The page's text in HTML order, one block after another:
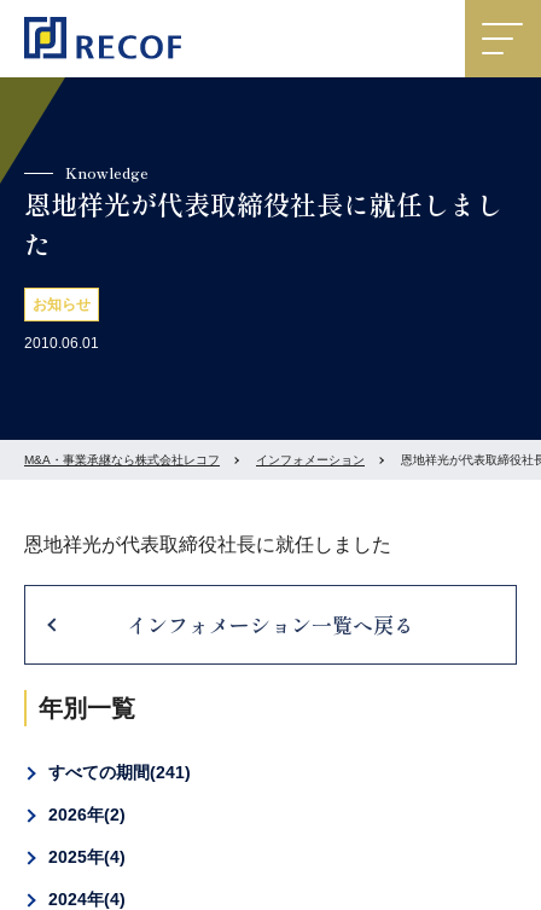
Knowledge
恩地祥光が代表取締役社長に就任しまし
た
お知らせ
2010.06.01
M&A・事業承継なら株式会社レコフ インフォメーション 恩地祥光が代表取締役社
恩地祥光が代表取締役社長に就任しました
インフォメーション一覧へ戻る
年別一覧
すべての期間 241
2026年 2
2025年 4
2024年 4